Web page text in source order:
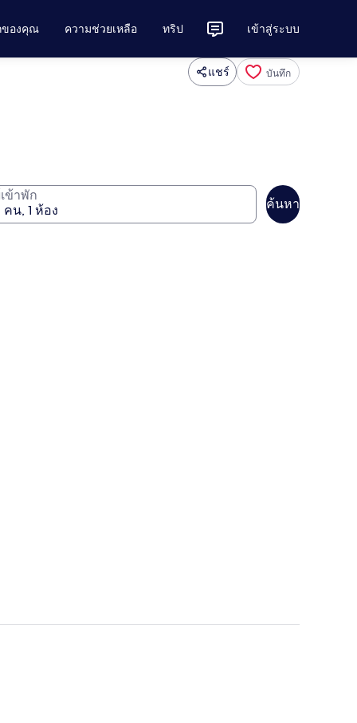
ของคุณ ความช่วยเหลือ ทริป เข้าสู่ระบบ
แชร์ บันทึก
ข้าพัก
ค้นหา